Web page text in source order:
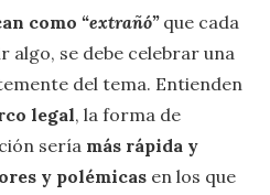
como “extrañó”que cada
algo, se debe celebrar una
del tema. Entienden
legal, la forma de
sería más rápida y
y polémicas en los que